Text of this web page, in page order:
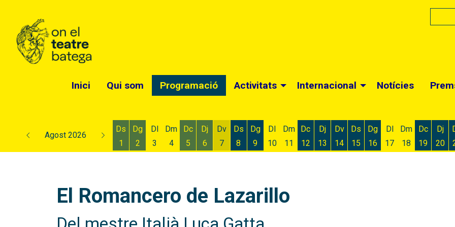
Inici Qui som Programació Activitats Internacional Notícies
Agost 2026
Ds
1
Dg
2
Dl
3
Dm
4
Dc
5
Dj
6
Dv
7
Ds
8
Dg
9
Dl
10
Dm
11
Dc
12
Dj
13
Dv
14
Ds
15
Dg
16
Dl
17
Dm
18
Dc
19
Dj
20
El Romancero de Lazarillo